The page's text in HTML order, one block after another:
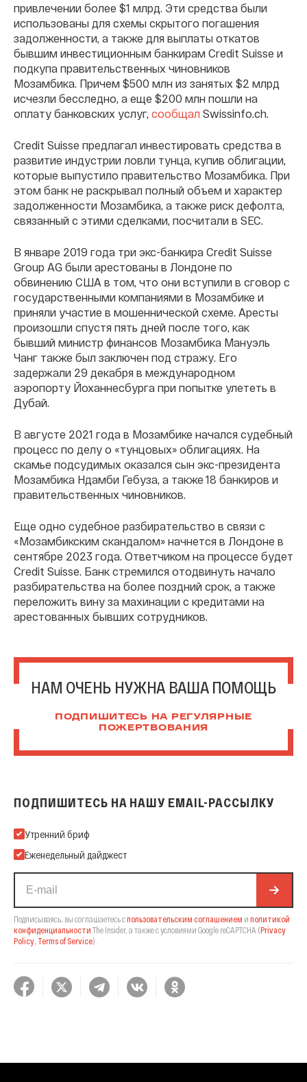
привлечении более $1 млрд. Эти средства были
использованы для схемы скрытого погашения
задолженности, а также для выплаты откатов
бывшим инвестиционным банкирам Credit Suisse и
подкупа правительственных чиновников
Мозамбика. Причем $500 млн из занятых $2 млрд
исчезли бесследно, а еще $200 млн пошли на
оплату банковских услуг, сообщал Swissinfo.ch.
Credit Suisse предлагал инвестировать средства в
развитие индустрии ловли тунца, купив облигации,
которые выпустило правительство Мозамбика. При
этом банк не раскрывал полный объем и характер
задолженности Мозамбика, а также риск дефолта,
связанный с этими сделками, посчитали в SEC.
В январе 2019 года три экс-банкира Credit Suisse
Group AG были арестованы в Лондоне по
обвинению США в том, что они вступили в сговор с
государственными компаниями в Мозамбике и
приняли участие в мошеннической схеме. Аресты
произошли спустя пять дней после того, как
бывший министр финансов Мозамбика Мануэль
Чанг также был заключен под стражу. Его
задержали 29 декабря в международном
аэропорту Йоханнесбурга при попытке улететь в
Дубай.
В августе 2021 года в Мозамбике начался судебный
процесс по делу о «тунцовых» облигациях. На
скамье подсудимых оказался сын экс-президента
Мозамбика Ндамби Гебуза, а также 18 банкиров и
правительственных чиновников.
Еще одно судебное разбирательство в связи с
«Мозамбикским скандалом» начнется в Лондоне в
сентябре 2023 года. Ответчиком на процессе будет
Credit Suisse. Банк стремился отодвинуть начало
разбирательства на более поздний срок, а также
переложить вину за махинации с кредитами на
арестованных бывших сотрудников.
НАМ ОЧЕНЬ НУЖНА ВАША ПОМОЩЬ
ПОДПИШИТЕСЬ НА РЕГУЛЯРНЫЕ
ПОЖЕРТВОВАНИЯ
ПОДПИШИТЕСЬ НА НАШУ EMAIL-РАССЫЛКУ
Подпишитесь на нашу Email-рассылку
Утренний бриф
Еженедельный дайджест
Подписываясь, вы соглашаетесь спользовательским соглашением и политикой
конфиденциальности The Insider, а также с условиями Google reCAPTCHA (Privacy
Policy, Terms of Service).